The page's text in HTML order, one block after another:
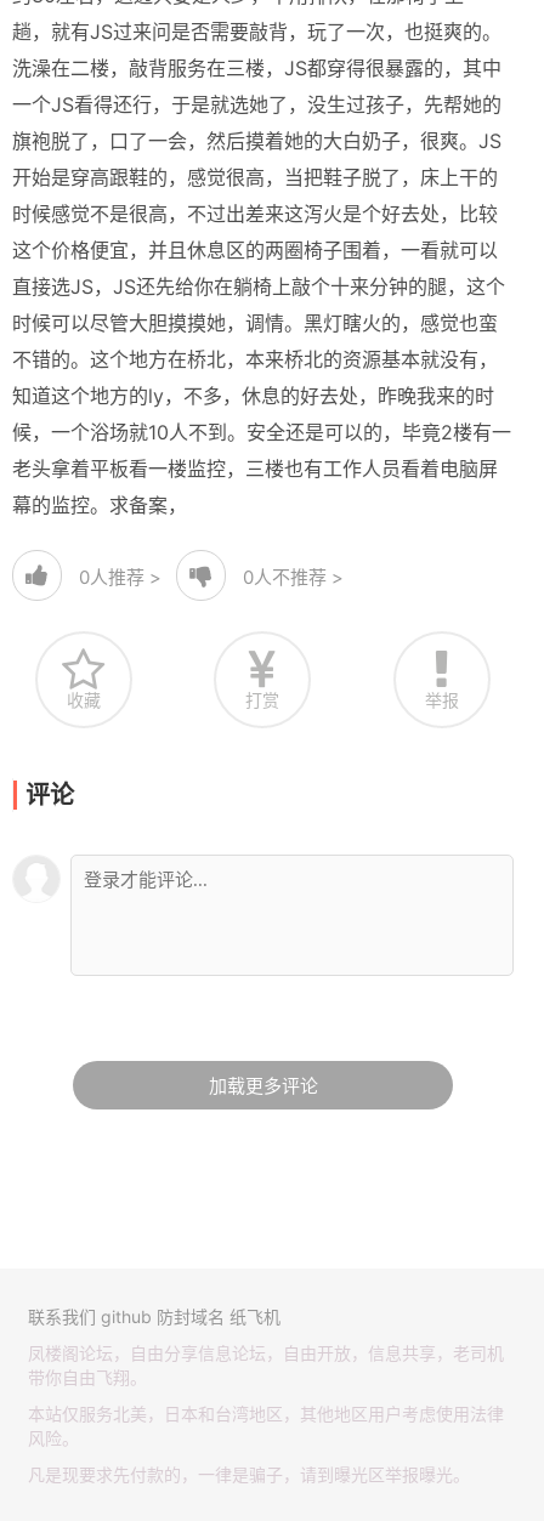
趟，就有JS过来问是否需要敲背，玩了一次，也挺爽的。
洗澡在二楼，敲背服务在三楼，JS都穿得很暴露的，其中
一个JS看得还行，于是就选她了，没生过孩子，先帮她的
旗袍脱了，口了一会，然后摸着她的大白奶子，很爽。JS
开始是穿高跟鞋的，感觉很高，当把鞋子脱了，床上干的
时候感觉不是很高，不过出差来这泻火是个好去处，比较
这个价格便宜，并且休息区的两圈椅子围着，一看就可以
直接选JS，JS还先给你在躺椅上敲个十来分钟的腿，这个
时候可以尽管大胆摸摸她，调情。黑灯瞎火的，感觉也蛮
不错的。这个地方在桥北，本来桥北的资源基本就没有，
知道这个地方的ly，不多，休息的好去处，昨晚我来的时
候，一个浴场就10人不到。安全还是可以的，毕竟2楼有一
老头拿着平板看一楼监控，三楼也有工作人员看着电脑屏
幕的监控。求备案，
0人推荐 > 0人不推荐 >
收藏 打赏 举报
评论
加载更多评论
联系我们 github 防封域名 纸飞机
凤楼阁论坛，自由分享信息论坛，自由开放，信息共享，老司机
带你自由飞翔。
本站仅服务北美，日本和台湾地区，其他地区用户考虑使用法律
风险。
凡是现要求先付款的，一律是骗子，请到曝光区举报曝光。